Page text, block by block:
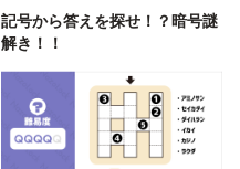
記号から答えを探せ！？暗号謎
解き！！